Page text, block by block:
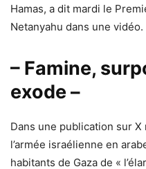
Hamas, a dit mardi le
Netanyahu dans une vidéo.
– Famine,
exode –
Dans une publication sur
l’armée israélienne en
habitants de Gaza de «